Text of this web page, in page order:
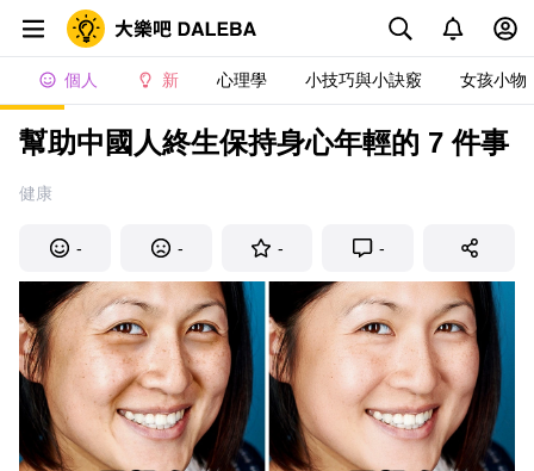
個人 新 心理學 小技巧與小訣竅 女孩小物
幫助中國人終生保持身心年輕的 7 件事
健康
- - - -